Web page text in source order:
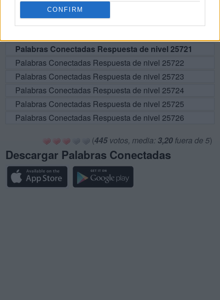
CONFIRM
Palabras Conectadas Respuesta de nivel 25718
Palabras Conectadas Respuesta de nivel 25719
Palabras Conectadas Respuesta de nivel 25721
Palabras Conectadas Respuesta de nivel 25722
Palabras Conectadas Respuesta de nivel 25723
Palabras Conectadas Respuesta de nivel 25724
Palabras Conectadas Respuesta de nivel 25725
Palabras Conectadas Respuesta de nivel 25726
(445votos, media: 3,20 fuera de 5)
Descargar Palabras Conectadas